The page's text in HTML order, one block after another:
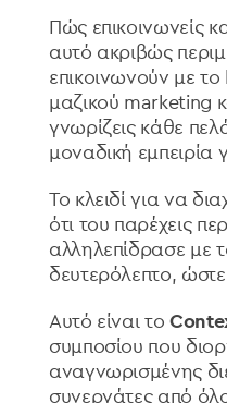
Πώς επικοινωνείς
αυτό ακριβώς
επικοινωνούν με
μαζικού marketing
γνωρίζεις κάθε
μοναδική εμπειρία
Το κλειδί για να
ότι του παρέχεις
αλληλεπίδρασε με
δευτερόλεπτο,
Αυτό είναι το
συμποσίου που
αναγνωρισμένης
συνεργάτες από